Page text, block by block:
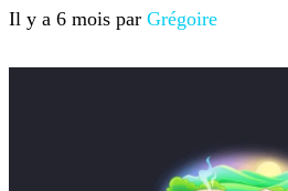
Il y a 6 mois par Grégoire